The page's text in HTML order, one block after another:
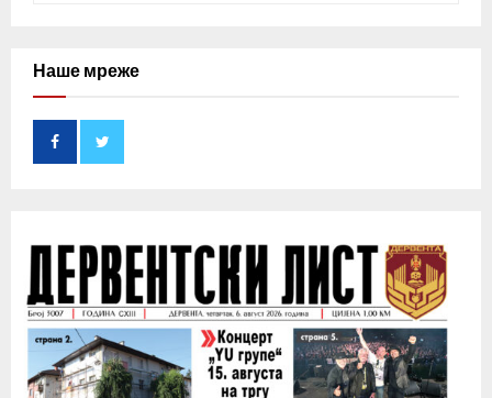
c
H
Наше мреже